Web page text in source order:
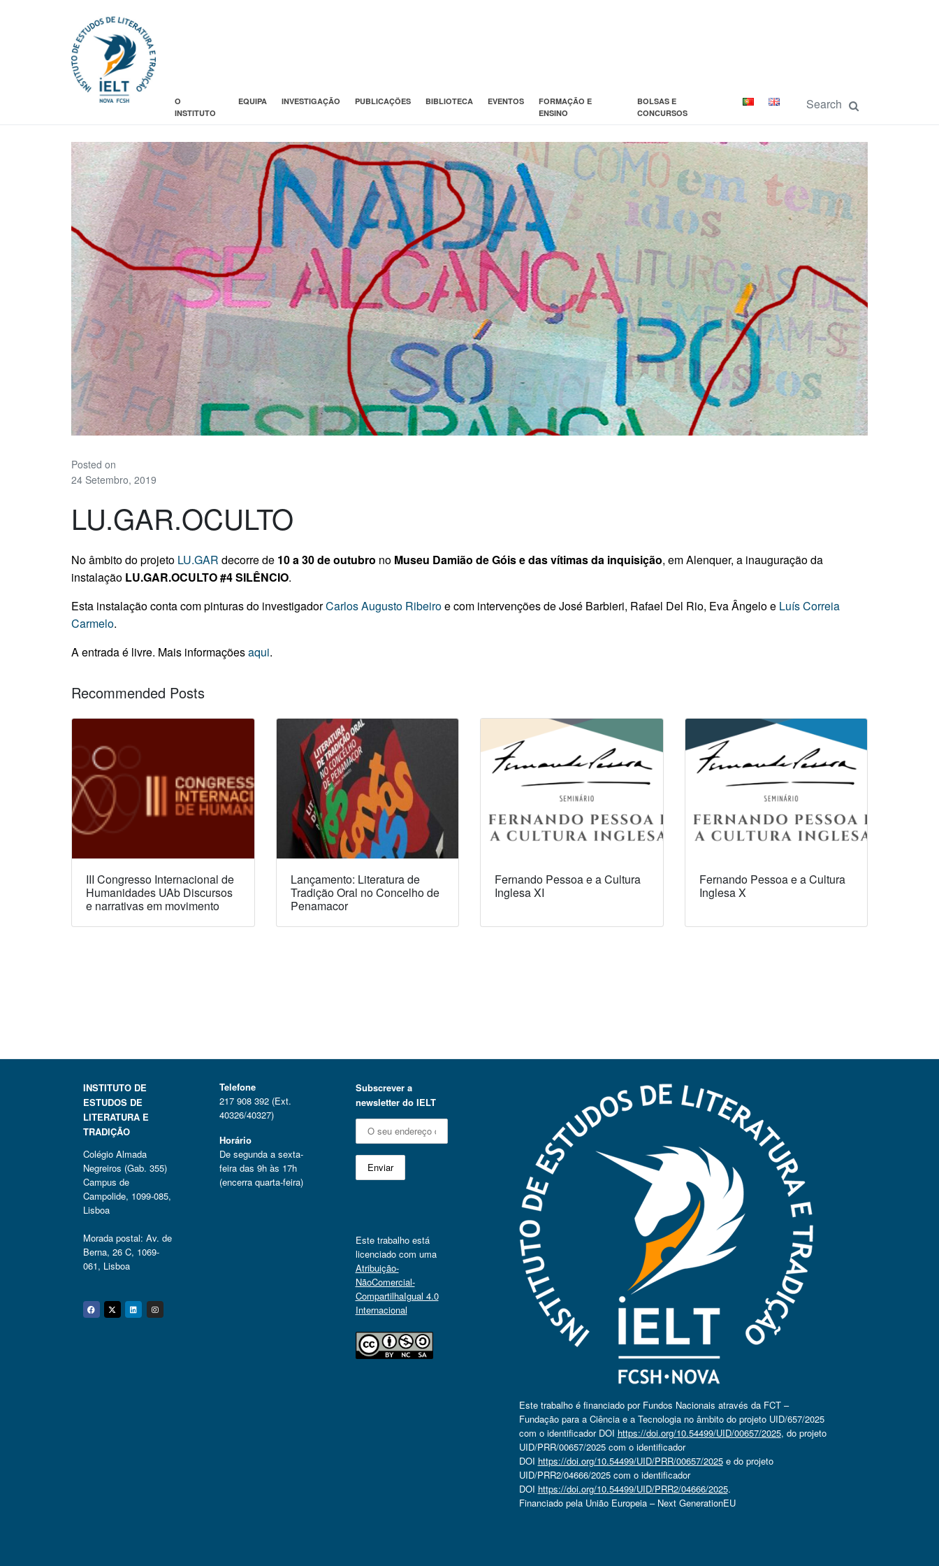
O
INSTITUTO
EQUIPA INVESTIGAÇÃO PUBLICAÇÕES BIBLIOTECA EVENTOS
FORMAÇÃO E
ENSINO
BOLSAS E
CONCURSOS
Posted on
24 Setembro, 2019
LU.GAR.OCULTO
No âmbito do projeto LU.GAR decorre de 10 a 30 de outubro no Museu Damião de Góis e das vítimas da inquisição, em Alenquer, a inauguração da
instalação LU.GAR.OCULTO #4 SILÊNCIO.
Esta instalação conta com pinturas do investigadorCarlos Augusto Ribeiroe com intervenções de José Barbieri, Rafael Del Rio, Eva Ângelo e Luís Correia
Carmelo.
A entrada é livre. Mais informaçõesaqui.
Recommended Posts
III Congresso Internacional de
Humanidades UAb Discursos
e narrativas em movimento
Lançamento: Literatura de
Tradição Oral no Concelho de
Penamacor
Fernando Pessoa e a Cultura
Inglesa XI
Fernando Pessoa e a Cultura
Inglesa X
INSTITUTO DE
ESTUDOS DE
LITERATURA E
TRADIÇÃO
Colégio Almada
Negreiros (Gab. 355)
Campus de
Campolide, 1099-085,
Lisboa
Morada postal: Av. de
Berna, 26 C, 1069-
061, Lisboa
Facebook
Twitter
Linkedin
Instagram
Telefone
217 908 392 (Ext.
40326/40327)
Horário
De segunda a sexta-
feira das 9h às 17h
(encerra quarta-feira)
Subscrever a
newsletter do IELT
Este trabalho está
licenciado com uma
Atribuição-
NãoComercial-
CompartilhaIgual 4.0
Internacional
Este trabalho é financiado por Fundos Nacionais através da FCT –
Fundação para a Ciência e a Tecnologia no âmbito do projeto UID/657/2025
com o identificador DOI https://doi.org/10.54499/UID/00657/2025, do projeto
UID/PRR/00657/2025 com o identificador
DOI https://doi.org/10.54499/UID/PRR/00657/2025e do projeto
UID/PRR2/04666/2025 com o identificador
DOI https://doi.org/10.54499/UID/PRR2/04666/2025.
Financiado pela União Europeia – Next GenerationEU